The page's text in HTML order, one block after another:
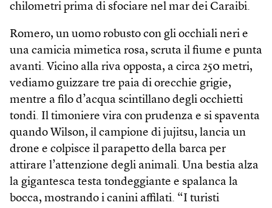
chilometri prima di sfociare nel mar dei Caraibi.
Romero, un uomo robusto con gli occhiali neri e
una camicia mimetica rosa, scruta il fiume e punta
avanti. Vicino alla riva opposta, a circa 250 metri,
vediamo guizzare tre paia di orecchie grigie,
mentre a filo d’acqua scintillano degli occhietti
tondi. Il timoniere vira con prudenza e si spaventa
quando Wilson, il campione di jujitsu, lancia un
drone e colpisce il parapetto della barca per
attirare l’attenzione degli animali. Una bestia alza
la gigantesca testa tondeggiante e spalanca la
bocca, mostrando i canini affilati. “I turisti